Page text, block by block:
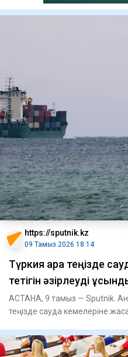
https://sputnik.kz
09 Тамыз 2026 18:14
Түркия Қара теңізде
тетігін әзірлеуді
АСТАНА, 9 тамыз — Sputnik.
теңізде сауда кемелеріне